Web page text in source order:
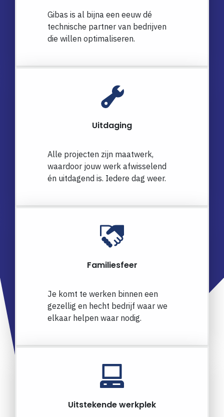
Gibas is al bijna een eeuw dé
technische partner van bedrijven
die willen optimaliseren.
Uitdaging
Alle projecten zijn maatwerk,
waardoor jouw werk afwisselend
én uitdagend is. Iedere dag weer.
Familiesfeer
Je komt te werken binnen een
gezellig en hecht bedrijf waar we
elkaar helpen waar nodig.
Uitstekende werkplek